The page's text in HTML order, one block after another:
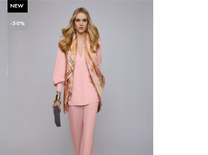
Серый
Синий
Сиреневый
Фиолетовый
Хаки
Чёрный
NEW
-50%